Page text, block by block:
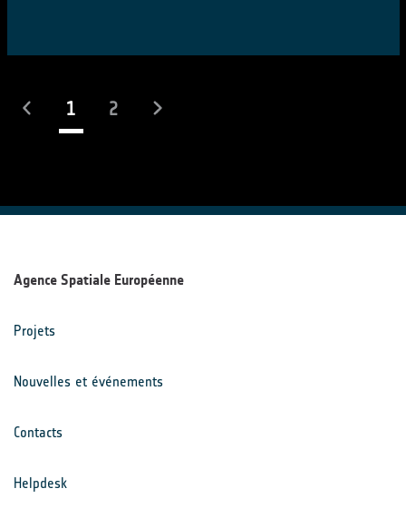
1(actuel)
2
Agence Spatiale Européenne
Projets
Nouvelles et événements
Contacts
Helpdesk